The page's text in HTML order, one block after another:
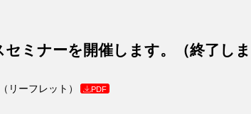
ミナーを開催します。（終了しま
リーフレット） PDF